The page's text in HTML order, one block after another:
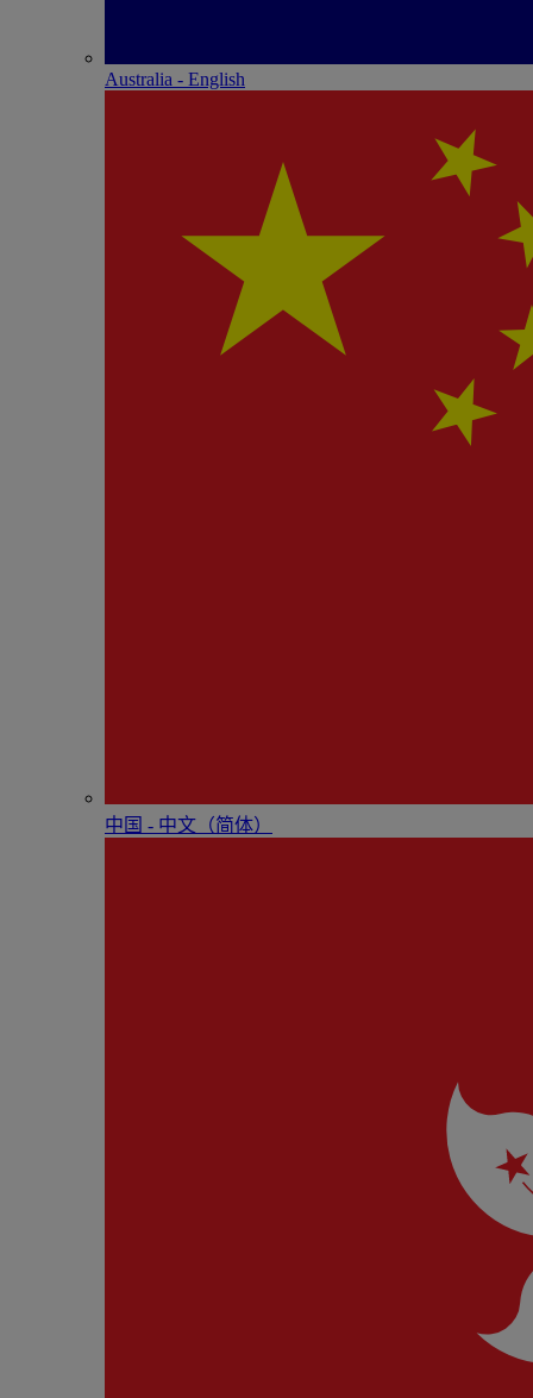
Australia - English
中国 - 中⽂（简体）